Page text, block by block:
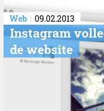
Web 09.02.2013
Instagram
de website